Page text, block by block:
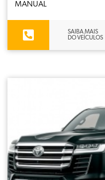
MANUAL
SAIBA MAIS
DO VEÍCULOS